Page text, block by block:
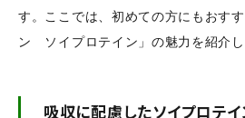
す。ここでは、初めての方にもおす
ン ソイプロテイン」の魅力を紹介し
吸収に配慮したソイプロテ